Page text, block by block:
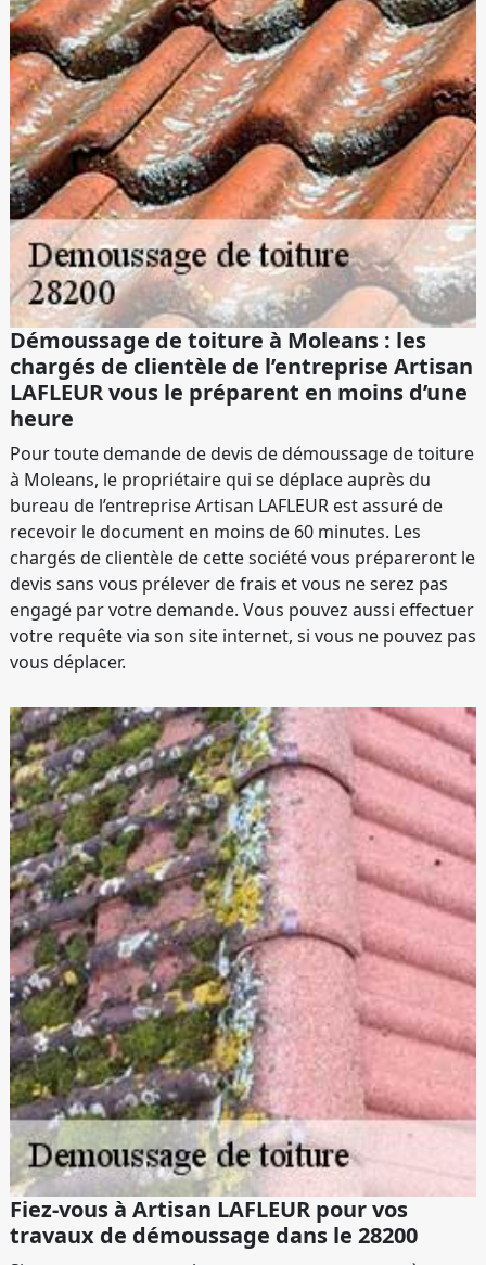
Démoussage de toiture à Moleans : les
chargés de clientèle de l’entreprise Artisan
LAFLEUR vous le préparent en moins d’une
heure
Pour toute demande de devis de démoussage de toiture
à Moleans, le propriétaire qui se déplace auprès du
bureau de l’entreprise Artisan LAFLEUR est assuré de
recevoir le document en moins de 60 minutes. Les
chargés de clientèle de cette société vous prépareront le
devis sans vous prélever de frais et vous ne serez pas
engagé par votre demande. Vous pouvez aussi effectuer
votre requête via son site internet, si vous ne pouvez pas
vous déplacer.
Fiez-vous à Artisan LAFLEUR pour vos
travaux de démoussage dans le 28200